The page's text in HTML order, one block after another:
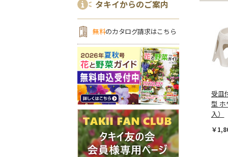
タキイからのご案内
無料のカタログ請求はこちら
受皿
型 ホ
入）
￥